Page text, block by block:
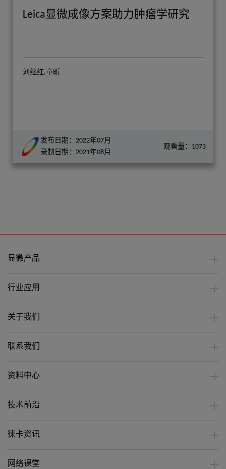
Leica显微成像方案助力肿瘤学研究
刘继红,童昕
发布日期：2022年07月
录制日期：2021年08月
观看量：1073
显微产品
行业应用
关于我们
联系我们
资料中心
技术前沿
徕卡资讯
网络课堂